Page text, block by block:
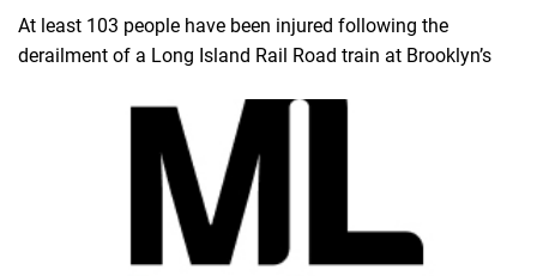
At least 103 people have been injured following the
derailment of a Long Island Rail Road train at Brooklyn’s